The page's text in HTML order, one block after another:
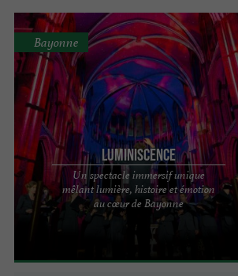
LUMINISCENCE
Un spectacle immersif unique
mêlant lumière, histoire et émotion
au cœur de Bayonne
Bayonne
À la recherche d'une sortie ou d'une activité
inoubliable au Pays basque cet été ? Après avoir
conquis plus ...